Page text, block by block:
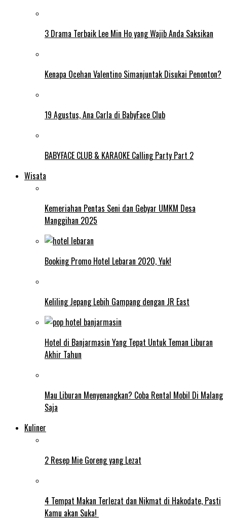
3 Drama Terbaik Lee Min Ho yang Wajib Anda Saksikan
Kenapa Ocehan Valentino Simanjuntak Disukai Penonton?
19 Agustus, Ana Carla di BabyFace Club
BABYFACE CLUB & KARAOKE Calling Party Part 2
Wisata
Kemeriahan Pentas Seni dan Gebyar UMKM Desa
Manggihan 2025
Booking Promo Hotel Lebaran 2020, Yuk!
Keliling Jepang Lebih Gampang dengan JR East
Hotel di Banjarmasin Yang Tepat Untuk Teman Liburan
Akhir Tahun
Mau Liburan Menyenangkan? Coba Rental Mobil Di Malang
Saja
Kuliner
2 Resep Mie Goreng yang Lezat
4 Tempat Makan Terlezat dan Nikmat di Hakodate, Pasti
Kamu akan Suka!